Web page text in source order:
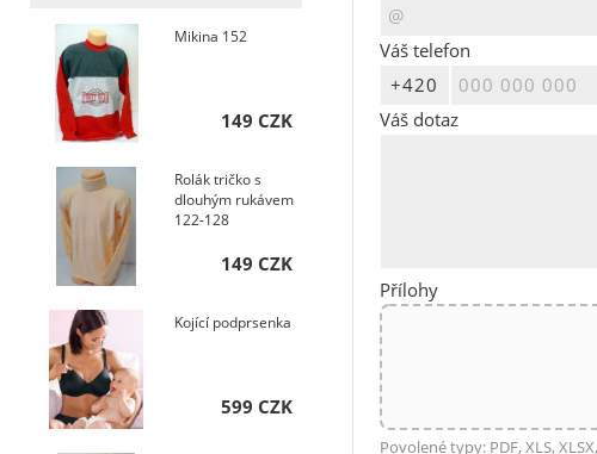
Váš telefon
Váš dotaz
Přílohy
Povolené typy: PDF, XLS,
Mikina 152
149 CZK
Rolák tričko s
dlouhým rukávem
122-128
149 CZK
Kojící podprsenka
599 CZK